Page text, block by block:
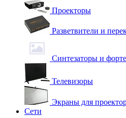
Проекторы
Разветвители и
Синтезаторы и
Телевизоры
Экраны для
Сети